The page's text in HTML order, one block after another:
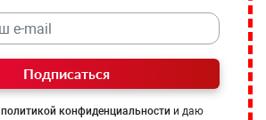
Подписаться
политикой конфиденциальности и даю